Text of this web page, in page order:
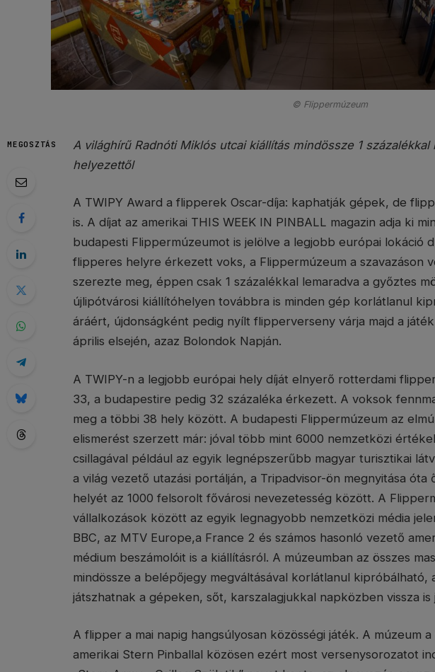
© Flippermúzeum
MEGOSZTÁS
A világhírű Radnóti Miklós utcai kiállítás mindössze 1 százalékkal
helyezettől
A TWIPY Award a flipperek Oscar-díja: kaphatják gépek, de
is. A díjat az amerikai THIS WEEK IN PINBALL magazin adja ki
budapesti Flippermúzeumot is jelölve a legjobb európai lokáció
flipperes helyre érkezett voks, a Flippermúzeum a szavazáson
szerezte meg, éppen csak 1 százalékkal lemaradva a győztes
újlipótvárosi kiállítóhelyen továbbra is minden gép korlátlanul
áráért, újdonságként pedig nyílt flipperverseny várja majd a
április elsején, azaz Bolondok Napján.
A TWIPY-n a legjobb európai hely díját elnyerő rotterdami
33, a budapestire pedig 32 százaléka érkezett. A voksok
meg a többi 38 hely között. A budapesti Flippermúzeum az
elismerést szerzett már: jóval több mint 6000 nemzetközi
csillagával például az egyik legnépszerűbb magyar turisztikai
a világ vezető utazási portálján, a Tripadvisor-ön megnyitása óta
helyét az 1000 felsorolt fővárosi nevezetesség között. A
vállalkozások között az egyik legnagyobb nemzetközi média
BBC, az MTV Europe,a France 2 és számos hasonló vezető
médium beszámolóit is a kiállításról. A múzeumban az összes
mindössze a belépőjegy megváltásával korlátlanul kipróbálható,
játszhatnak a gépeken, sőt, karszalagjukkal napközben vissza is
A flipper a mai napig hangsúlyosan közösségi játék. A múzeum
amerikai Stern Pinballal közösen ezért most versenysorozatot